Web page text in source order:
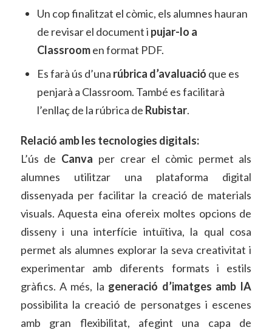
Un cop finalitzat el còmic, els alumnes hauran
de revisar el document i pujar-lo a
Classroomen format PDF.
Es farà ús d’una rúbrica d’avaluació que es
penjarà a Classroom. També es facilitarà
l’enllaç de la rúbrica de Rubistar.
Relació amb les tecnologies digitals:
L’ús de Canva per crear el còmic permet als
alumnes utilitzar una plataforma digital
dissenyada per facilitar la creació de materials
visuals. Aquesta eina ofereix moltes opcions de
disseny i una interfície intuïtiva, la qual cosa
permet als alumnes explorar la seva creativitat i
experimentar amb diferents formats i estils
gràfics. A més, la generació d’imatges amb IA
possibilita la creació de personatges i escenes
amb gran flexibilitat, afegint una capa de